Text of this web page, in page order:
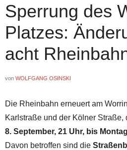
Sperrung des
Platzes:
acht
von WOLFGANG OSINSKI
Die Rheinbahn erneuert am
Karlstraße und der Kölner Straße,
8. September, 21 Uhr, bis
Davon betroffen sind die